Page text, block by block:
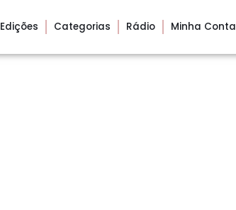
Edições Categorias Rádio Minha Conta